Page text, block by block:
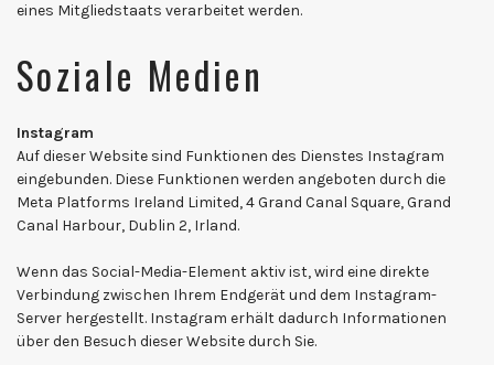
eines Mitgliedstaats verarbeitet werden.
Soziale Medien
Instagram
Auf dieser Website sind Funktionen des Dienstes Instagram
eingebunden. Diese Funktionen werden angeboten durch die
Meta Platforms Ireland Limited, 4 Grand Canal Square, Grand
Canal Harbour, Dublin 2, Irland.
Wenn das Social-Media-Element aktiv ist, wird eine direkte
Verbindung zwischen Ihrem Endgerät und dem Instagram-
Server hergestellt. Instagram erhält dadurch Informationen
über den Besuch dieser Website durch Sie.